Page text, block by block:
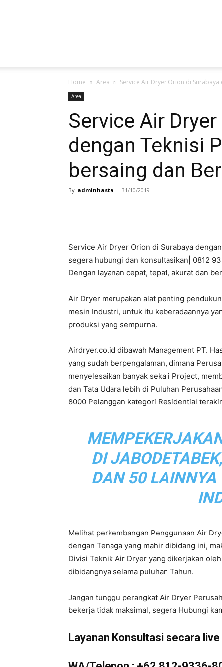
Air
Dryer
PT.
Hasta
Prakarsa
Cipta
Air
Home Area Service Air Dryer Orion di
Area
Service Air
dengan Teknisi
bersaing dan
By adminhasta - 31/10/2019
Service Air Dryer Orion di Surabaya
segera hubungi dan konsultasikan| 0812
Dengan layanan cepat, tepat, akurat dan
Air Dryer merupakan alat penting
mesin Industri, untuk itu keberadaannya
produksi yang sempurna.
Airdryer.co.id dibawah Management PT.
yang sudah berpengalaman, dimana
menyelesaikan banyak sekali Project,
dan Tata Udara lebih di Puluhan
8000 Pelanggan kategori Residential
DI
DAN 50 LAINNYA
Melihat perkembangan Penggunaan Air
dengan Tenaga yang mahir dibidang ini,
Divisi Teknik Air Dryer yang dikerjakan
dibidangnya selama puluhan Tahun.
Jangan tunggu perangkat Air Dryer
bekerja tidak maksimal, segera Hubungi
Layanan Konsultasi secara live